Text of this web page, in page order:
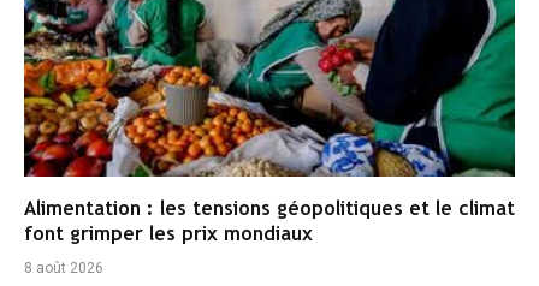
Alimentation : les tensions géopolitiques et le climat
font grimper les prix mondiaux
8 août 2026